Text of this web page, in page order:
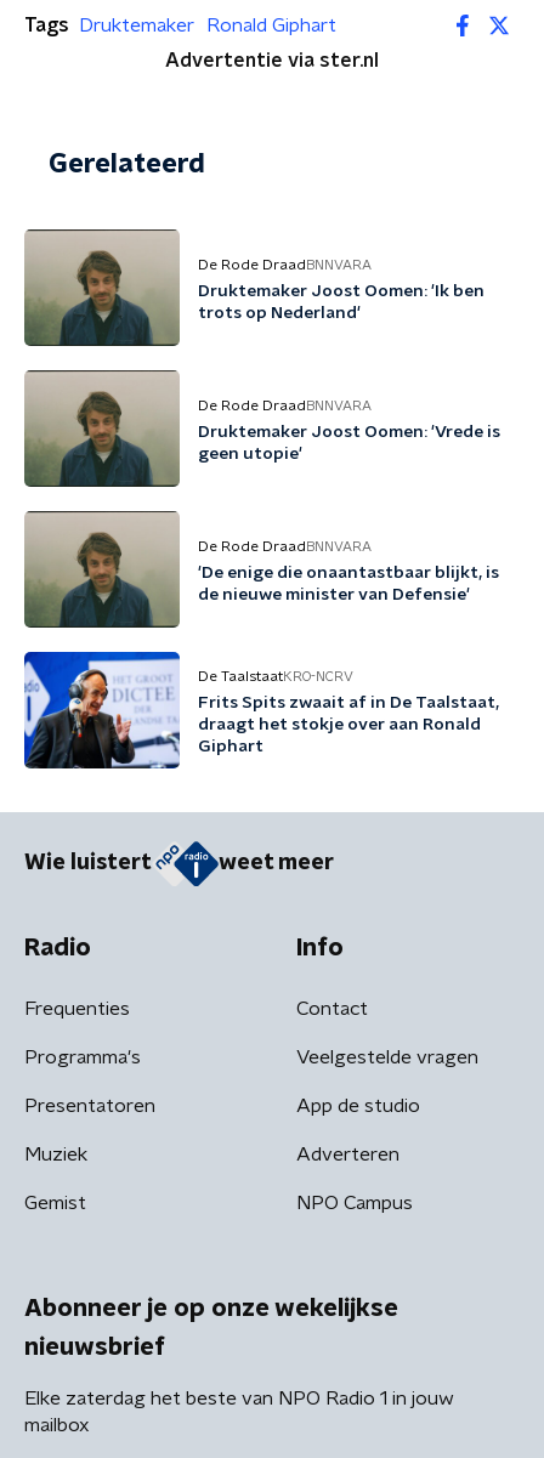
Tags Druktemaker
Ronald Giphart
Advertentie via ster.nl
Gerelateerd
De Rode Draad BNNVARA
Druktemaker Joost Oomen: 'Ik ben
trots op Nederland'
De Rode Draad BNNVARA
Druktemaker Joost Oomen: 'Vrede is
geen utopie'
De Rode Draad BNNVARA
'De enige die onaantastbaar blijkt, is
de nieuwe minister van Defensie'
De TaalstaatKRO-NCRV
Frits Spits zwaait af in De Taalstaat,
draagt het stokje over aan Ronald
Giphart
Wie luistert weet meer
Radio
Frequenties
Programma's
Presentatoren
Muziek
Gemist
Info
Contact
Veelgestelde vragen
App de studio
Adverteren
NPO Campus
Abonneer je op onze wekelijkse
nieuwsbrief
Elke zaterdag het beste van NPO Radio 1 in jouw
mailbox